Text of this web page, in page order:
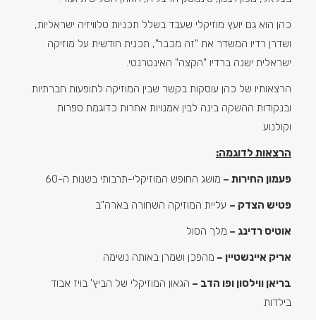
כהן הוא גם יועץ מוזיקלי שעבד בשלל תכניות טלוויזיה ישראליות,
ושדרן רדיו המשדר את "זה מכבר", תכנית חודשית על מוזיקה
ישראלית ישנה ברדיו "הקצה" האינטרנטי.
הרצאותיו של כהן עוסקות בקשר שבין המוזיקה לתופעות חברתיות
ובנקודות ההשקה בינה לבין אמנויות אחרות כדוגמת ספרות
וקולנוע.
הרצאות לדוגמה:
פעמון החירות – מושג החופש המוזיקלי-תרבותי בשנות ה-60
פטיש הצדק – עליית המוזיקה השחורה בארה"ב
אוטיס רדינג – מלך הסול
אריק איינשטיין – מהפכן ושמרן באותה נשימה
בריאן ווילסון ופו הדב – הגאון המוזיקלי של הביץ' בויז אבוד
בילדות